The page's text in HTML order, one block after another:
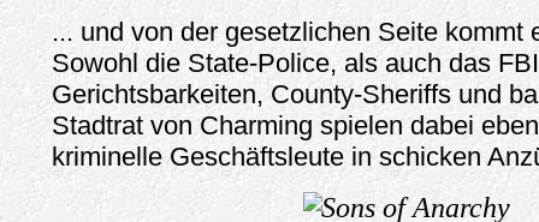
... und von der gesetzlichen Seite kommt
Sowohl die State-Police, als auch das
Gerichtsbarkeiten, County-Sheriffs und
Stadtrat von Charming spielen dabei
kriminelle Geschäftsleute in schicken